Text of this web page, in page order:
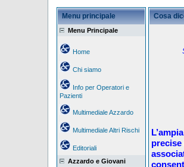
Menu principale
Menu Principale
Home
Chi siamo
Info per Operatori e
Pazienti
Multimediale Azzardo
Multimediale Altri Rischi
Editoriali
Azzardo e Giovani
Cosa